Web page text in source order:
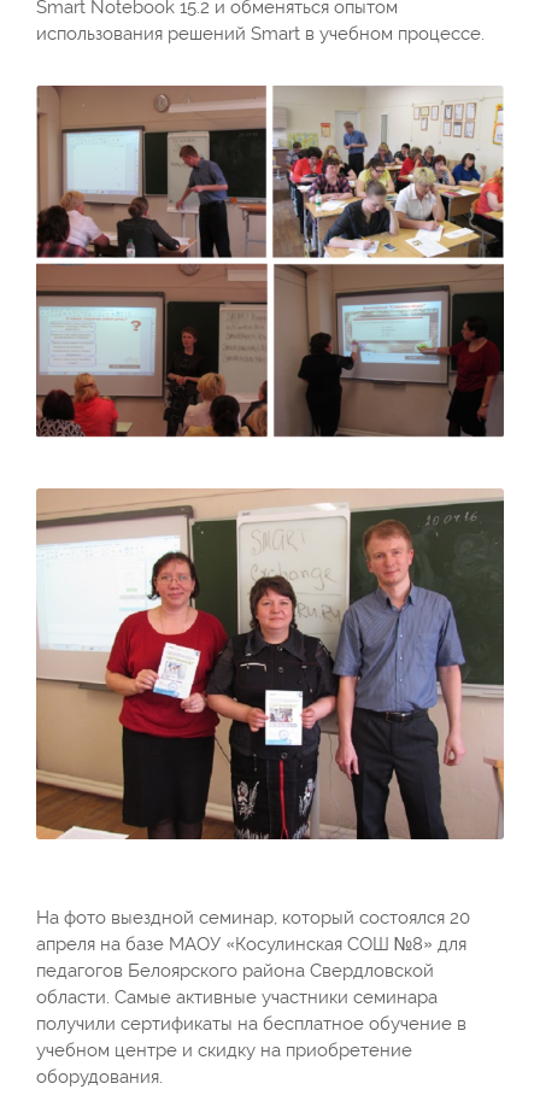
Smart Notebook 15.2 и обменяться опытом
использования решений Smart в учебном процессе.
На фото выездной семинар, который состоялся 20
апреля на базе МАОУ «Косулинская СОШ №8» для
педагогов Белоярского района Свердловской
области. Самые активные участники семинара
получили сертификаты на бесплатное обучение в
учебном центре и скидку на приобретение
оборудования.